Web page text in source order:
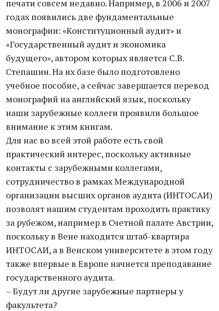
печати совсем недавно. Например, в 2006 и 2007
годах появились две фундаментальные
монографии: «Конституционный аудит» и
«Государственный аудит и экономика
будущего», автором которых является С.В.
Степашин. На их базе было подготовлено
учебное пособие, а сейчас завершается перевод
монографий на английский язык, поскольку
наши зарубежные коллеги проявили большое
внимание к этим книгам.
Для нас во всей этой работе есть свой
практический интерес, поскольку активные
контакты с зарубежными коллегами,
сотрудничество в рамках Международной
организации высших органов аудита (ИНТОСАИ)
позволят нашим студентам проходить практику
за рубежом, например в Счетной палате Австрии,
поскольку в Вене находится штаб-квартира
ИНТОСАИ, а в Венском университете в этом году
также впервые в Европе начнется преподавание
государственного аудита.
– Будут ли другие зарубежные партнеры у
факультета?